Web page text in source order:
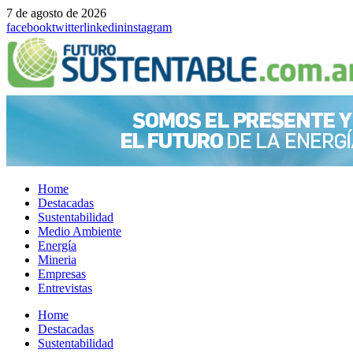
7 de agosto de 2026
facebooktwitterlinkedininstagram
Home
Destacadas
Sustentabilidad
Medio Ambiente
Energía
Mineria
Empresas
Entrevistas
Menu
Home
Destacadas
Sustentabilidad